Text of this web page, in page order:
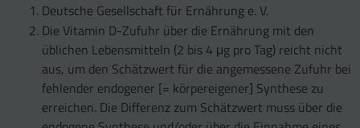
Deutsche Gesellschaft für Ernährung e. V.
Die Vitamin D-Zufuhr über die Ernährung mit den
üblichen Lebensmitteln (2 bis 4 μg pro Tag) reicht nicht
aus, um den Schätzwert für die angemessene Zufuhr bei
fehlender endogener [= körpereigener] Synthese zu
erreichen. Die Differenz zum Schätzwert muss über die